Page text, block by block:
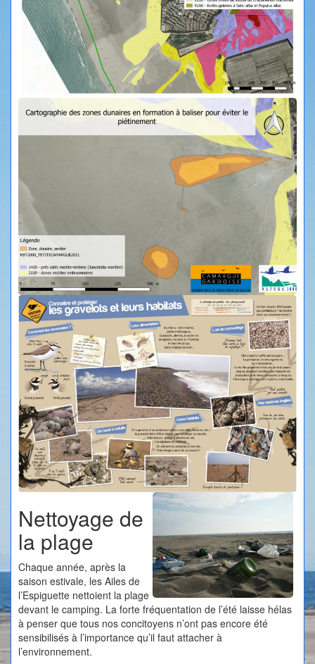
Nettoyage de
la plage
Chaque année, après la
saison estivale, les Ailes de
l’Espiguette nettoient la plage
devant le camping. La forte fréquentation de l’été laisse hélas
à penser que tous nos concitoyens n’ont pas encore été
sensibilisés à l’importance qu’il faut attacher à
l’environnement.